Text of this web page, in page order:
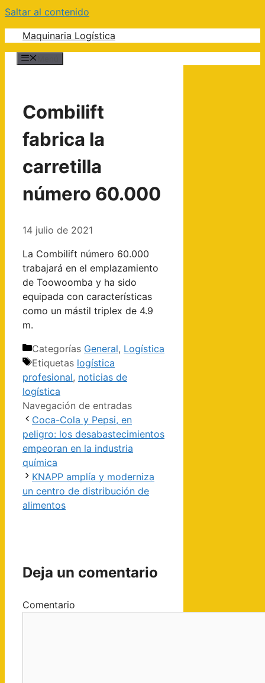
Saltar al contenido
Maquinaria Logística
Combilift
fabrica la
carretilla
número 60.000
14 julio de 2021
La Combilift número 60.000
trabajará en el emplazamiento
de Toowoomba y ha sido
equipada con características
como un mástil triplex de 4.9
m.
Categorías General, Logística
Etiquetas logística
profesional, noticias de
logística
Navegación de entradas
Coca-Cola y Pepsi, en
peligro: los desabastecimientos
empeoran en la industria
química
KNAPP amplía y moderniza
un centro de distribución de
alimentos
Deja un comentario
Comentario